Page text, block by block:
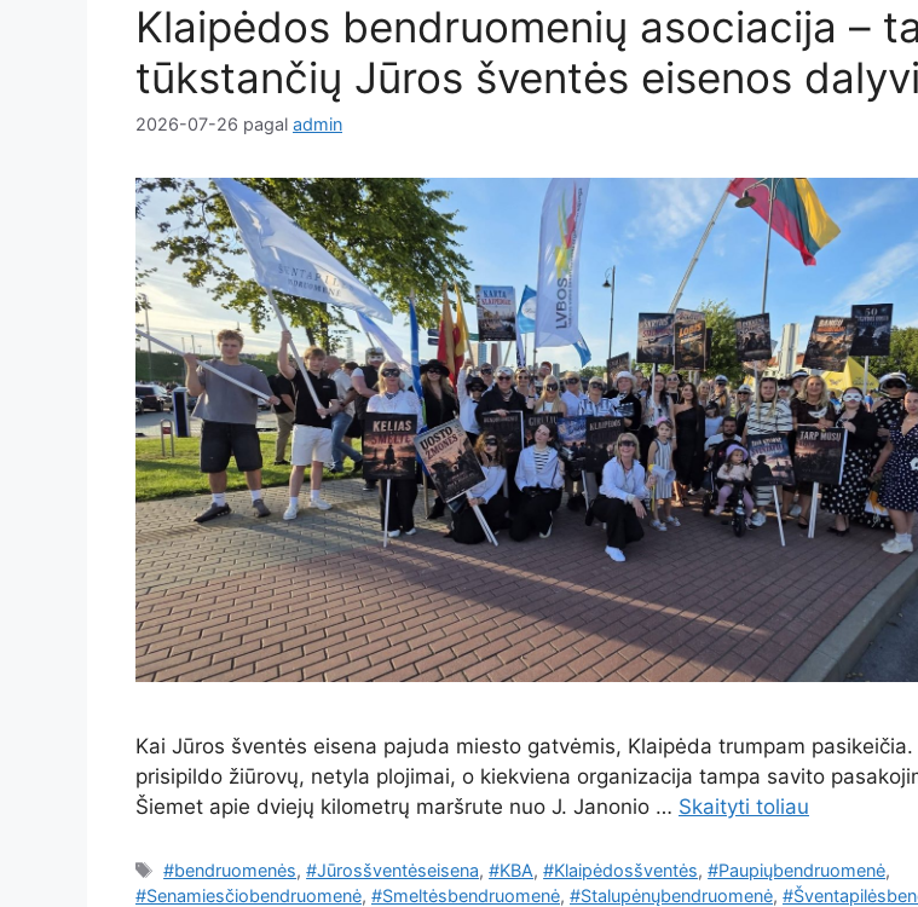
Klaipėdos bendruomenių asociacija –
tūkstančių Jūros šventės eisenos
2026-07-26 pagal admin
Kai Jūros šventės eisena pajuda miesto gatvėmis, Klaipėda trumpam pasikeičia.
prisipildo žiūrovų, netyla plojimai, o kiekviena organizacija tampa savito
Šiemet apie dviejų kilometrų maršrute nuo J. Janonio … Skaityti toliau
Žymos
#bendruomenės,#Jūrosšventėseisena,#KBA,#Klaipėdosšventės,#Paupiųbendruomenė,
#Senamiesčiobendruomenė, #Smeltėsbendruomenė, #Stalupėnųbendruomenė,